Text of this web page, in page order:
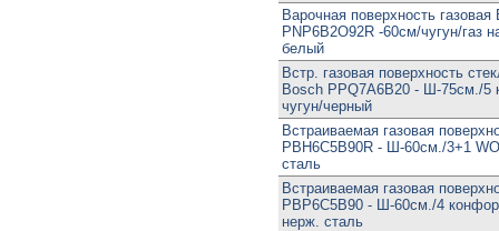
Варочная поверхность газовая
PNP6B2O92R -60см/чугун/газ
белый
Встр. газовая поверхность
Bosch PPQ7A6B20 - Ш-75см./5
чугун/черный
Встраиваемая газовая
PBH6C5B90R - Ш-60см./3+1
сталь
Встраиваемая газовая
PBP6C5B90 - Ш-60см./4
нерж. сталь